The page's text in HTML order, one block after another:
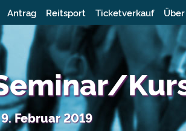
Antrag Reitsport Ticketverkauf Über
Februar 2019